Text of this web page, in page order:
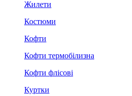
Жилети
Костюми
Кофти
Кофти термобілизна
Кофти флісові
Куртки